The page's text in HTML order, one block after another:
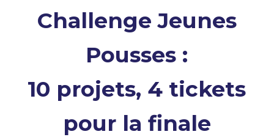
Challenge Jeunes
Pousses :
10 projets, 4 tickets
pour la finale